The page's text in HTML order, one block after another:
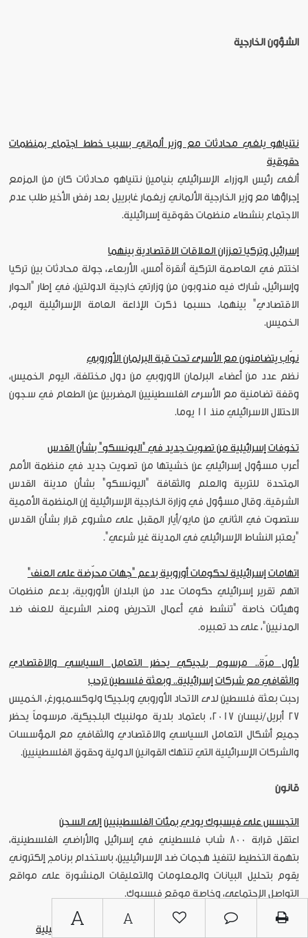
A A
الشؤون الخارجية
نتنياهو يلغي محادثات مع وزير ألماني بسبب خطط اجتماع بمنظمات
حقوقية
ألغى رئيس الوزراء الإسرائيلي بنيامين نتنياهو محادثات كان من المزمع
إجراؤها مع وزير الخارجية الألماني زيغمار غابرييل بعد رفض الأخير طلب عدم
الاجتماع بنشطاء منظمات حقوقية إسرائيلية.
إسرائيل وتركيا تعززان العلاقات الاقتصادية بينهما
اختتم في العاصمة التركية أنقرة أمس، الأربعاء، جولة محادثات بين تركيا
وإسرائيل، شارك فيه مندوبون من وزارتي خارجية الدولتين، في إطار "الحوار
الاقتصادي" بينهما، حسبما ذكرت الإذاعة العامة الإسرائيلية اليوم،
الخميس.
نوّاب يتضامنون مع الأسرى تحت قبة البرلمان الأوروبي
نظم عدد من أعضاء البرلمان الاوروبي من دول مختلفة، اليوم الخميس،
وقفة تضامنية مع الأسرى الفلسطينيين المضربين عن الطعام في سجون
الاحتلال الاسرائيلي منذ 11 يوما.
تخوفات إسرائيلية من تصويت جديد في "اليونسكو" بشأن القدس
أعرب مسؤول إسرائيلي عن خشيتها من تصويت جديد في منظمة الأمم
المتحدة للتربية والعلم والثقافة "اليونسكو" بشأن مدينة القدس
الشرقية. وقال مسؤول في وزارة الخارجية الإسرائيلية إن المنظمة الأممية
ستصوت في الثاني من مايو/أيار المقبل على مشروع قرار بشأن القدس
"يعتبر النشاط الإسرائيلي في المدينة غير شرعي".
اتهامات إسرائيلية لحكومات أوروبية بدعم "جهات محرّضة على العنف"
اتهم تقرير إسرائيلي حكومات عدد من البلدان الأوروبية، بدعم منظمات
وهيئات خاصة "تنشط في أعمال التحريض ومنح الشرعية للعنف ضد
المدنيين"، على حد تعبيره.
لأول مرّة.. مرسوم بلجيكي يحظر التعامل السياسي والاقتصادي
والثقافي مع شركات إسرائيلية.. وبعثة فلسطين ترحب
رحبت بعثة فلسطين لدى الاتحاد الأوروبي وبلجيكا ولوكسمبورغ، الخميس
27 أبريل/نيسان 2017، باعتماد بلدية مولنبيك البلجيكية، مرسوماً يحظر
جميع أشكال التعامل السياسي والاقتصادي والثقافي مع المؤسسات
والشركات الإسرائيلية التي تنتهك القوانين الدولية وحقوق الفلسطينيين.
قانون
التجسس على فيسبوك يودي بمئات الفلسطينيين إلى السجن
اعتقل قرابة 800 شاب فلسطيني في إسرائيل والأراضي الفلسطينية،
بتهمة التخطيط لتنفيذ هجمات ضد الإسرائيليين، باستخدام برنامج إلكتروني
يقوم بتحليل البيانات والمعلومات والتعليقات المنشورة على مواقع
التواصل الإجتماعي، وخاصة موقع فيسبوك.
المكتب الوطني للدفاع عن الارض يدعو لمقاطعة البضائع الإسرائيلية